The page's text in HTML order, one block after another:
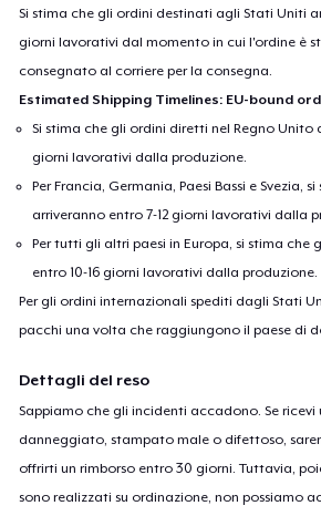
Si stima che gli ordini destinati agli Stati Uniti
giorni lavorativi dal momento in cui l'ordine è
consegnato al corriere per la consegna.
Estimated Shipping Timelines: EU-bound
Si stima che gli ordini diretti nel Regno Unito
giorni lavorativi dalla produzione.
Per Francia, Germania, Paesi Bassi e Svezia,
arriveranno entro 7-12 giorni lavorativi dalla
Per tutti gli altri paesi in Europa, si stima che
entro 10-16 giorni lavorativi dalla produzione.
Per gli ordini internazionali spediti dagli Stati
pacchi una volta che raggiungono il paese di
Dettagli del reso
Sappiamo che gli incidenti accadono. Se
danneggiato, stampato male o difettoso,
offrirti un rimborso entro 30 giorni. Tuttavia,
sono realizzati su ordinazione, non possiamo